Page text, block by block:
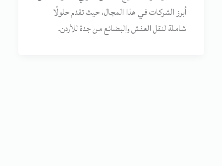
أبرز الشركات في هذا المجال، حيث تقدم حلولًا
شاملة لنقل العفش والبضائع من جدة للأردن.